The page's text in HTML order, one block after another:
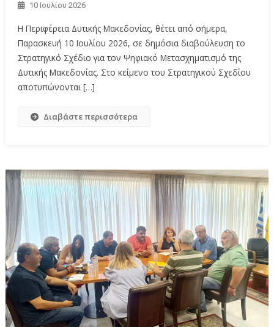
10 Ιουλίου 2026
Η Περιφέρεια Δυτικής Μακεδονίας, θέτει από σήμερα,
Παρασκευή 10 Ιουλίου 2026, σε δημόσια διαβούλευση το
Στρατηγικό Σχέδιο για τον Ψηφιακό Μετασχηματισμό της
Δυτικής Μακεδονίας. Στο κείμενο του Στρατηγικού Σχεδίου
αποτυπώνονται […]
Διαβάστε περισσότερα